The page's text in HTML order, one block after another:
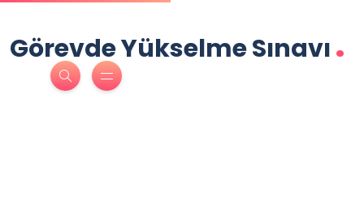
Görevde Yükselme Sınavı.